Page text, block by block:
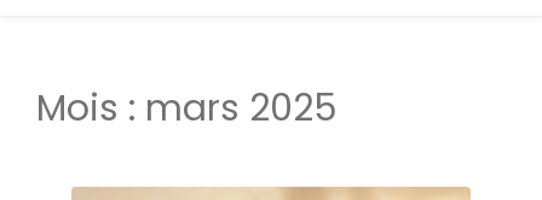
Mois : mars 2025